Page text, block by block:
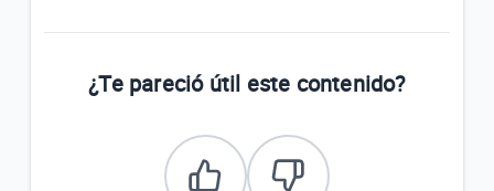
¿Te pareció útil este contenido?